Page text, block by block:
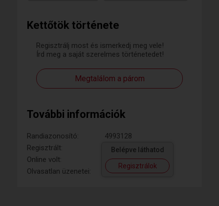
Kettőtök története
Regisztrálj most és ismerkedj meg vele!
Írd meg a saját szerelmes történetedet!
Megtalálom a párom
További információk
Randiazonosító:
4993128
Regisztrált:
Online volt:
Olvasatlan üzenetei:
Belépve láthatod
Regisztrálok